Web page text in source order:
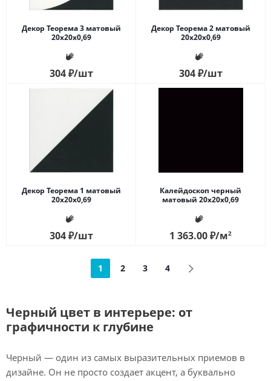
Декор Теорема 3 матовый
20x20x0,69
304₽/шт
Декор Теорема 2 матовый
20x20x0,69
304₽/шт
Декор Теорема 1 матовый
20x20x0,69
304₽/шт
Калейдоскоп черный
матовый 20x20x0,69
1 363.00₽/м2
1 2 3 4
Черный цвет в интерьере: от
графичности к глубине
Черный — один из самых выразительных приемов в
дизайне. Он не просто создает акцент, а буквально